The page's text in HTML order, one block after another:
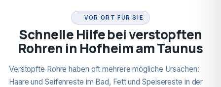
VOR ORT FÜR SIE
Schnelle Hilfe bei verstopften
Rohren in Hofheim am Taunus
Verstopfte Rohre haben oft mehrere mögliche Ursachen:
Haare und Seifenreste im Bad, Fett und Speisereste in der